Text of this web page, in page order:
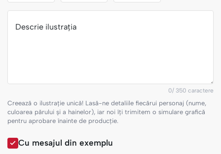
Descrie ilustrația
0/ 350 caractere
Creează o ilustrație unică! Lasă-ne detaliile fiecărui personaj (nume,
culoarea părului și a hainelor), iar noi îți trimitem o simulare grafică
pentru aprobare înainte de producție.
Cu mesajul din exemplu